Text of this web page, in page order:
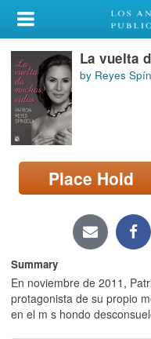
My Account
Library Card
Sign In
Search
Locations/Hours (external
page)
La vuelta
by Reyes
Place Hold
Summary
En noviembre de 2011,
protagonista de su propio
en el m s hondo